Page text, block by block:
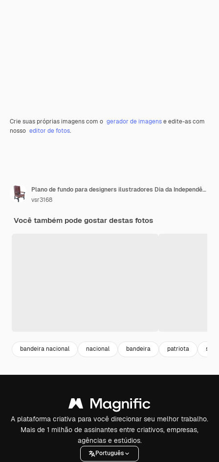
Crie suas próprias imagens com o gerador de imagense edite-as com
nosso editor de fotos.
Plano de fundo para designers ilustradores Dia da Independência Nacional Bandeiras Bielorrússia e Argélia
vsr3168
Você também pode gostar destas fotos
bandeira nacional nacional bandeira patriota
A plataforma criativa para você direcionar seu melhor trabalho.
Mais de 1 milhão de assinantes entre criativos, empresas,
agências e estúdios.
Português